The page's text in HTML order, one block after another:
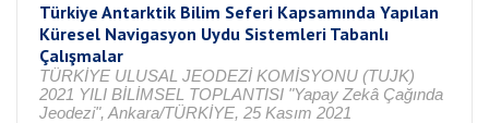
Türkiye Antarktik Bilim Seferi Kapsamında Yapılan
Küresel Navigasyon Uydu Sistemleri Tabanlı
Çalışmalar
TÜRKİYE ULUSAL JEODEZİ KOMİSYONU (TUJK)
2021 YILI BİLİMSEL TOPLANTISI "Yapay Zekâ Çağında
Jeodezi", Ankara/TÜRKİYE, 25 Kasım 2021